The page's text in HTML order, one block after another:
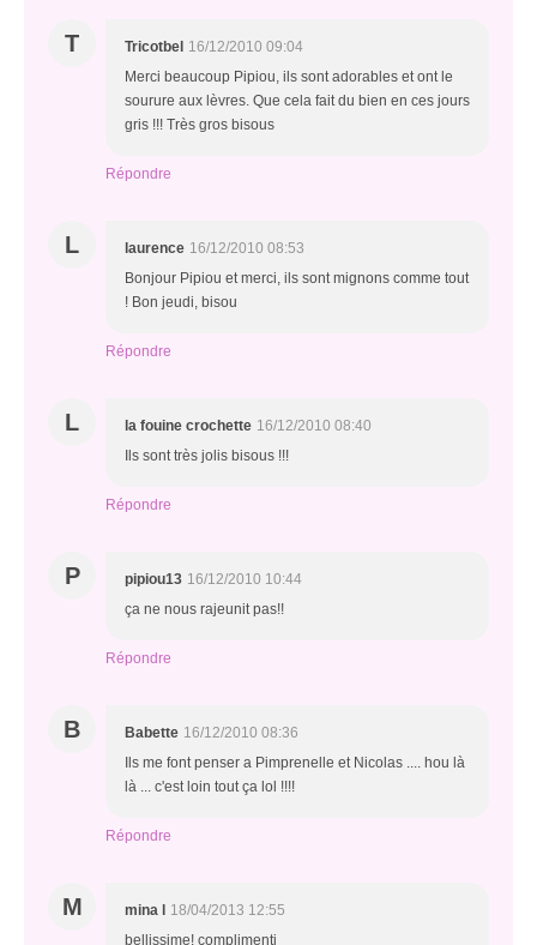
T Tricotbel 16/12/2010 09:04
Merci beaucoup Pipiou, ils sont adorables et ont le
sourure aux lèvres. Que cela fait du bien en ces jours
gris !!! Très gros bisous
Répondre
L laurence 16/12/2010 08:53
Bonjour Pipiou et merci, ils sont mignons comme tout
! Bon jeudi, bisou
Répondre
L la fouine crochette 16/12/2010 08:40
Ils sont très jolis bisous !!!
Répondre
P pipiou13 16/12/2010 10:44
ça ne nous rajeunit pas!!
Répondre
B Babette 16/12/2010 08:36
Ils me font penser a Pimprenelle et Nicolas .... hou là
là ... c'est loin tout ça lol !!!!
Répondre
M mina l
18/04/2013 12:55
bellissime! complimenti